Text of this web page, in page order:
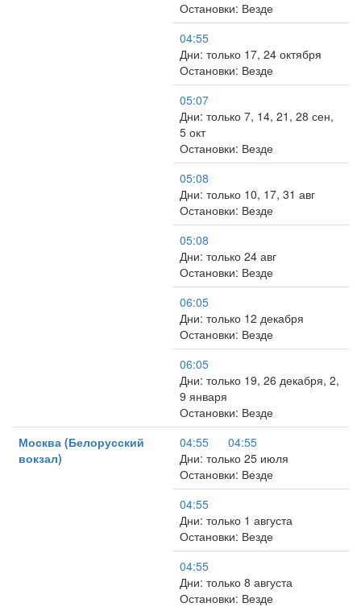
Остановки: Везде
04:55
Дни: только 17, 24 октября
Остановки: Везде
05:07
Дни: только 7, 14, 21, 28 сен,
5 окт
Остановки: Везде
05:08
Дни: только 10, 17, 31 авг
Остановки: Везде
05:08
Дни: только 24 авг
Остановки: Везде
06:05
Дни: только 12 декабря
Остановки: Везде
06:05
Дни: только 19, 26 декабря, 2,
9 января
Остановки: Везде
Москва (Белорусский
вокзал)
04:55
04:55
Дни: только 25 июля
Остановки: Везде
04:55
Дни: только 1 августа
Остановки: Везде
04:55
Дни: только 8 августа
Остановки: Везде